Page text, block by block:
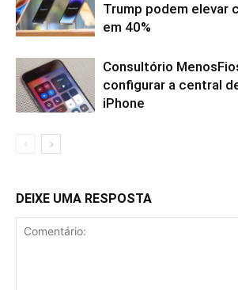
Trump podem elevar
em 40%
Consultório
configurar a central
iPhone
DEIXE UMA RESPOSTA